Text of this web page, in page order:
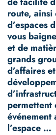
route, ainsi
d’espaces
vous
et de
grands
d’affaires
permettent
événement
l’espace …